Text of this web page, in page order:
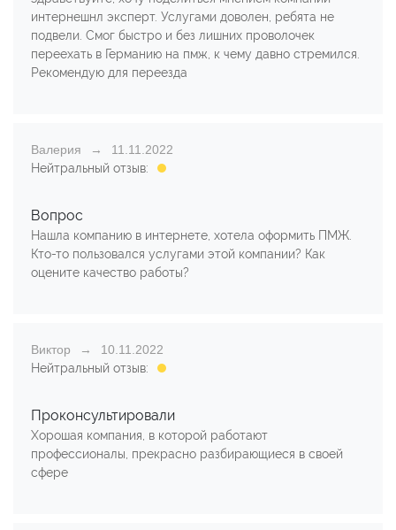
интернешнл эксперт. Услугами доволен, ребята не
подвели. Смог быстро и без лишних проволочек
переехать в Германию на пмж, к чему давно стремился.
Рекомендую для переезда
Валерия
11.11.2022
Нейтральный отзыв:
Вопрос
Нашла компанию в интернете, хотела оформить ПМЖ.
Кто-то пользовался услугами этой компании? Как
оцените качество работы?
Виктор
10.11.2022
Нейтральный отзыв:
Проконсультировали
Хорошая компания, в которой работают
профессионалы, прекрасно разбирающиеся в своей
сфере